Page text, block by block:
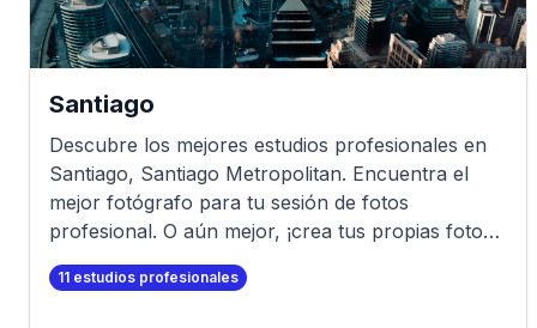
Santiago
Descubre los mejores estudios profesionales en
Santiago, Santiago Metropolitan. Encuentra el
mejor fotógrafo para tu sesión de fotos
profesional. O aún mejor, ¡crea tus propias fotos
profesionales en minutos!
11 estudios profesionales